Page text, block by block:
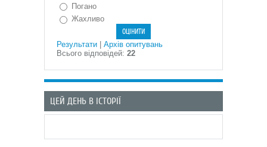
Погано
Жахливо
Результати
Архів опитувань
Всього відповідей: 22
ЦЕЙ ДЕНЬ В ІСТОРІЇ